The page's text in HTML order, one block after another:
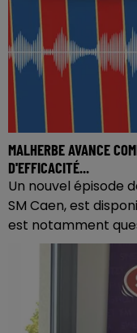
MALHERBE AVANCE
D'EFFICACITÉ...
Un nouvel épisode
SM Caen, est
est notamment